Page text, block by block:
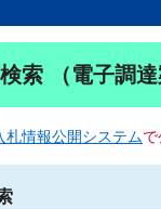
索 （電子調達
札情報公開システム